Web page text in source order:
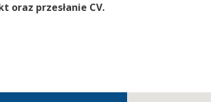
oraz przesłanie CV.